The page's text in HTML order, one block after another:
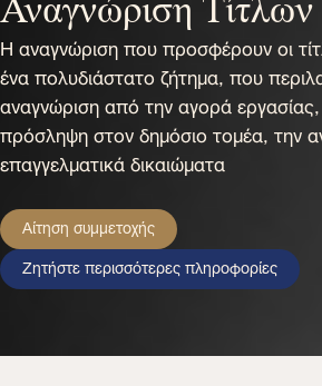
Η αναγνώριση που προσφέρουν οι
ένα πολυδιάστατο ζήτημα, που
αναγνώριση από την αγορά
πρόσληψη στον δημόσιο τομέα, την
επαγγελματικά δικαιώματα
Αίτηση συμμετοχής
Ζητήστε περισσότερες πληροφορίες